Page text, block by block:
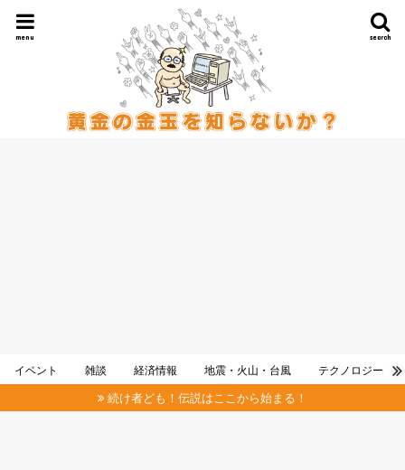
search
menu
イベント 雑談 経済情報 地震・火山・台風 テクノロジー
続け者ども！伝説はここから始まる！